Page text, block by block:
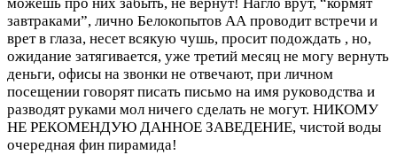
можешь про них забыть, не вернут! Нагло врут, “кормят
завтраками”, лично Белокопытов АА проводит встречи и
врет в глаза, несет всякую чушь, просит подождать , но,
ожидание затягивается, уже третий месяц не могу вернуть
деньги, офисы на звонки не отвечают, при личном
посещении говорят писать письмо на имя руководства и
разводят руками мол ничего сделать не могут. НИКОМУ
НЕ РЕКОМЕНДУЮ ДАННОЕ ЗАВЕДЕНИЕ, чистой воды
очередная фин пирамида!